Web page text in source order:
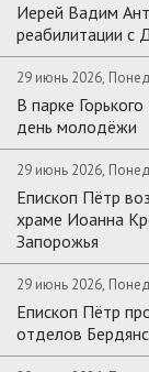
Иерей Вадим
реабилитации с
29 июнь 2026,
В парке
день молодёжи
29 июнь 2026,
Епископ Пётр
храме Иоанна
Запорожья
29 июнь 2026,
Епископ Пётр
отделов